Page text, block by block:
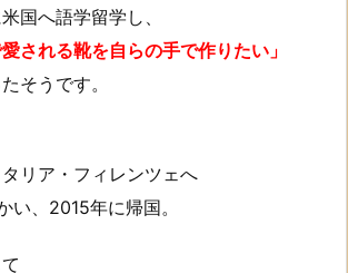
国へ語学留学し、
愛される靴を自らの手で作りたい」
そうです。
リア・フィレンツェへ
い、2015年に帰国。